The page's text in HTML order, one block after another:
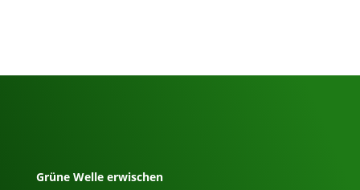
Grüne Welle erwischen